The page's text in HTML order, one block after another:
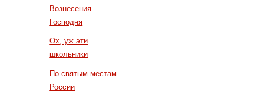
Вознесения
Господня
Ох, уж эти
школьники
По святым местам
России